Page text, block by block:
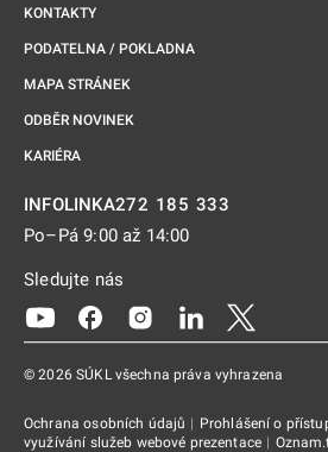
KONTAKTY
PODATELNA / POKLADNA
MAPA STRÁNEK
ODBĚR NOVINEK
KARIÉRA
INFOLINKA272 185 333
Po–Pá 9:00 až 14:00
Sledujte nás
Odkaz se otevře na nové kartě
Odkaz se otevře na nové
Odkaz se otevře
Odkaz se
© 2026 SÚKL všechna práva vyhrazena
Ochrana osobních údajů | Prohlášení o
využívání služeb webové prezentace |